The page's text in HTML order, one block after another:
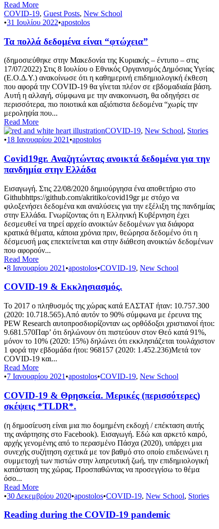
Read More
COVID-19, Guest Posts, New School
•31 Ιουλίου 2022•apostolos
Τα πολλά δεδομένα είναι “φτώχεια”
(δημοσιεύθηκε στην Μακεδονία της Κυριακής – έντυπο – στις
17/07/2022) Στις 8 Ιουλίου ο Εθνικός Οργανισμός Δημόσιας Υγείας
(Ε.Ο.Δ.Υ.) ανακοίνωσε ότι η καθημερινή επιδημιολογική έκθεση
που αφορά την COVID-19 θα γίνεται πλέον σε εβδομαδιαία βάση.
Αυτή η αλλαγή, σύμφωνα με την ανακοινωση, θα οδηγήσει σε
περισσότερα, πιο ποιοτικά και αξιόπιστα δεδομένα “χωρίς την
μεροληψία που...
Read More
COVID-19, New School, Stories
•18 Ιανουαρίου 2021 •apostolos
Covid19gr. Αναζητώντας ανοικτά δεδομένα για την
πανδημία στην Ελλάδα
Εισαγωγή. Στις 22/08/2020 δημιούργησα ένα αποθετήριο στο
Githubhttps://github.com/akritiko/covid19gr με στόχο να
φιλοξενήσει δεδομένα και αναλύσεις για την εξέλιξη της πανδημίας
στην Ελλάδα. Γνωρίζοντας ότι η Ελληνική Κυβέρνηση έχει
δεσμευθεί να τηρεί αρχείο ανοικτών δεδομένων για διάφορα
κρατικά θέματα, κάποια χρόνια πριν, θεώρησα δεδομένο ότι η
δέσμευσή μας επεκτείνεται και στην διάθεση ανοικτών δεδομένων
που αφορούν...
Read More
•8 Ιανουαρίου 2021 •apostolos•COVID-19, New School
COVID-19 & Εκκλησιασμός.
Το 2017 ο πληθυσμός της χώρας κατά ΕΛΣΤΑΤ ήταν: 10.757.300
(2020: 10.718.565).Από αυτόν το 90% σύμφωνα με έρευνα της
PEW Research αυτοπροσδιορίζονταν ως ορθόδοξοι χριστιανοί ήτοι:
9.681.570Παρ’ ότι δηλώνουν ότι πιστεύουν στον Θεό κατά 91%,
μόνον το 10% (2020: 15%) δηλώνει ότι εκκλησιάζεται τουλάχιστον
1 φορά την εβδομάδα ήτοι: 968157 (2020: 1.452.236)Μετά τον
COVID-19 και...
Read More
•7 Ιανουαρίου 2021 •apostolos•COVID-19, New School
COVID-19 & Θρησκεία. Μερικές (περισσότερες)
σκέψεις *TLDR*.
(η δημοσίευση είναι μια πιο δομημένη εκδοχή / επέκταση αυτής
της ανάρτησης στο Facebook). Εισαγωγή. Εδώ και αρκετό καιρό,
αρχής γενομένης από το περασμένο Πάσχα (2020), υπάρχει μια
συνεχής συζήτηση σχετικά με τον βαθμό στο οποίο επιδεινώνει η
συμμετοχή των πιστών στην λατρευτική ζωή, την επιδημιολογική
κατάσταση της χώρας. Προσπαθώντας να προσεγγίσω το θέμα
όσο...
Read More
•30 Δεκεμβρίου 2020•apostolos•COVID-19, New School, Stories
Reading during the COVID-19 pandemic